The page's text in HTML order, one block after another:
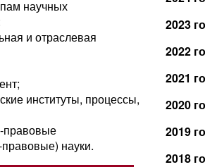
2023
2022
2021
2020
2019
2018
научных
и отраслевая
институты, процессы,
правовые
правовые) науки.